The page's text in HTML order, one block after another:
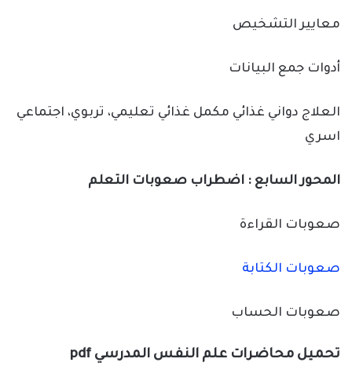
معايير التشخيص
أدوات جمع البيانات
العلاج دواني غذائي مكمل غذائي تعليمي، تربوي، اجتماعي
اسري
المحور السابع : اضطراب صعوبات التعلم
صعوبات القراءة
صعوبات الكتابة
صعوبات الحساب
تحميل محاضرات علم النفس المدرسي pdf